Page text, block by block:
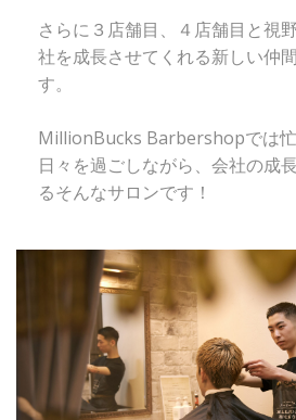
さらに３店舗目、４店舗目と視
社を成長させてくれる新しい仲
す。
MillionBucks Barbershopでは
日々を過ごしながら、会社の成
るそんなサロンです！